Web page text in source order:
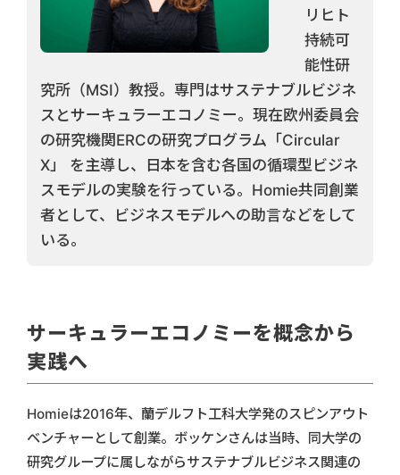
リヒト
持続可
能性研
究所（MSI）教授。専門はサステナブルビジネ
スとサーキュラーエコノミー。現在欧州委員会
の研究機関ERCの研究プログラム「Circular
X」 を主導し、日本を含む各国の循環型ビジネ
スモデルの実験を行っている。Homie共同創業
者として、ビジネスモデルへの助言などをして
いる。
サーキュラーエコノミーを概念から
実践へ
Homieは2016年、蘭デルフト工科大学発のスピンアウト
ベンチャーとして創業。ボッケンさんは当時、同大学の
研究グループに属しながらサステナブルビジネス関連の